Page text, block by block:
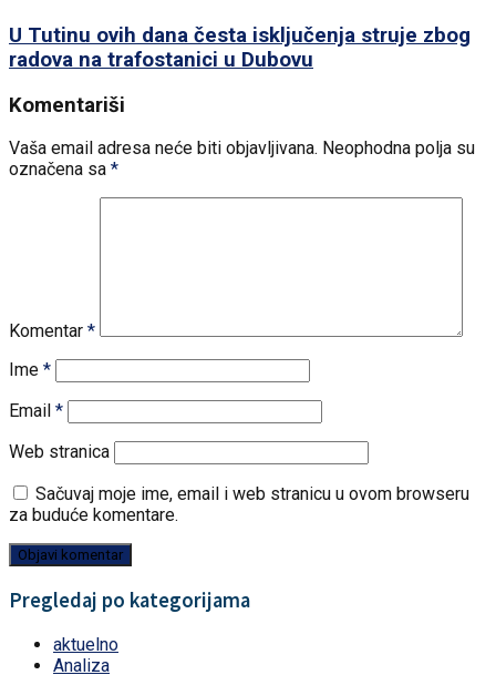
U Tutinu ovih dana česta isključenja struje zbog
radova na trafostanici u Dubovu
Komentariši
Vaša email adresa neće biti objavljivana. Neophodna polja su
označena sa *
Komentar *
Ime *
Email *
Web stranica
Sačuvaj moje ime, email i web stranicu u ovom browseru
za buduće komentare.
Pregledaj po kategorijama
aktuelno
Analiza